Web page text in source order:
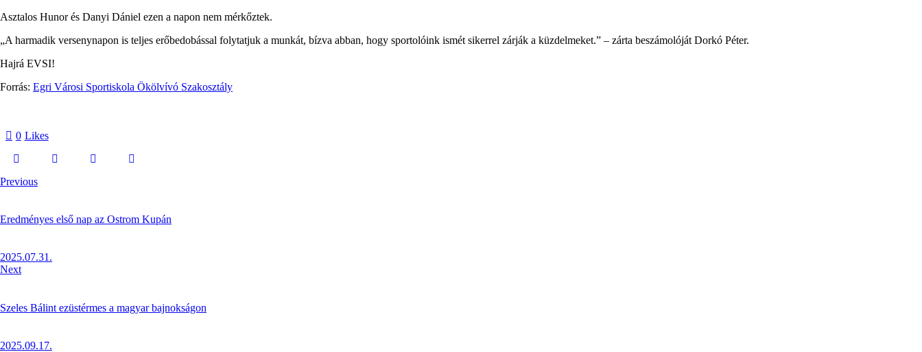
Asztalos Hunor és Danyi Dániel ezen a napon nem mérkőztek.
„A harmadik versenynapon is teljes erőbedobással folytatjuk a munkát, bízva abban, hogy sportolóink ismét sikerrel zárják a küzdelmeket.” – zárta beszámolóját Dorkó Péter.
Hajrá EVSI!
Forrás: Egri Városi Sportiskola Ökölvívó Szakosztály
0 Likes
Previous
Eredményes első nap az Ostrom Kupán
2025.07.31.
Next
Szeles Bálint ezüstérmes a magyar bajnokságon
2025.09.17.